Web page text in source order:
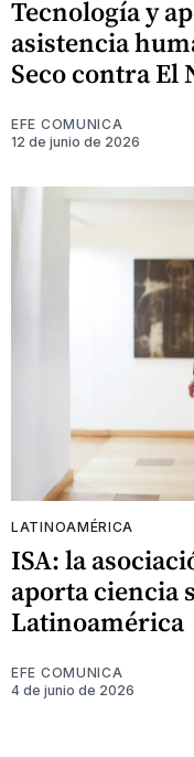
Tecnología y
asistencia
Seco contra El
EFE COMUNICA
12 de junio de 2026
LATINOAMÉRICA
ISA: la
aporta ciencia
Latinoamérica
EFE COMUNICA
4 de junio de 2026